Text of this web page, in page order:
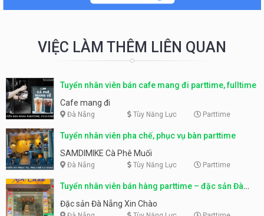
VIỆC LÀM THÊM LIÊN QUAN
Tuyển nhân viên bán cafe mang đi parttime, fulltime
Cafe mang đi
Đà Nẵng Tùy Năng Lực Parttime
Tuyển nhân viên pha chế, phục vụ bàn parttime
SAMDIMIKE Cà Phê Muối
Đà Nẵng Tùy Năng Lực Parttime
Tuyển nhân viên bán hàng parttime – đặc sản Đà
Nẵng
Đặc sản Đà Nẵng Xin Chào